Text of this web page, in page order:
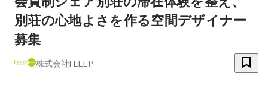
別荘の心地よさを作る空間デザイナー
募集
株式会社FEEEP